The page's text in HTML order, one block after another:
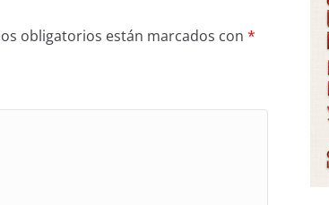
obligatorios están marcados con *